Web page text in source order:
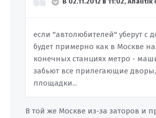
если "автолюбителей" уберут с
будет примерно как в Москве на
конечных станциях метро -
забьют все прилегающие
площадки...
В той же Москве из-за заторов и